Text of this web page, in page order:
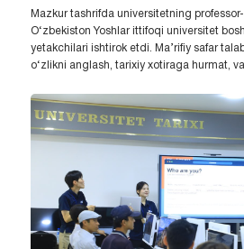
Mazkur tashrifda universitetning
O‘zbekiston Yoshlar ittifoqi universitet
yetakchilari ishtirok etdi. Ma’rifiy safar
o‘zlikni anglash, tarixiy xotiraga hurmat,